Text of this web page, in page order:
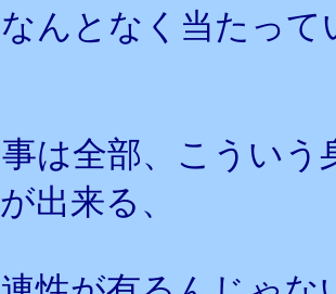
んとなく当たっ
は全部、こうい
出来る、